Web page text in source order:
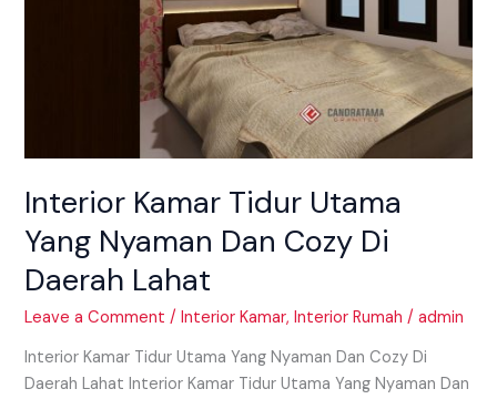
Interior Kamar Tidur Utama
Yang Nyaman Dan Cozy Di
Daerah Lahat
Leave a Comment /Interior Kamar,Interior Rumah /admin
Interior Kamar Tidur Utama Yang Nyaman Dan Cozy Di
Daerah Lahat Interior Kamar Tidur Utama Yang Nyaman Dan